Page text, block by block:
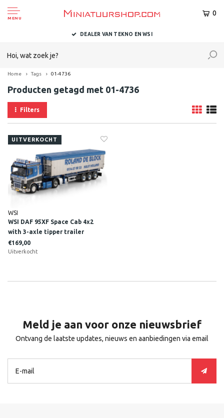
MENU
0
DEALER VAN TEKNO EN WSI
Home Tags 01-4736
Producten getagd met 01-4736
Filters
UITVERKOCHT
WSI
WSI DAF 95XF Space Cab 4x2
with 3-axle tipper trailer
ROLAND DE BLOCK
€169,00
Uitverkocht
Meld je aan voor onze nieuwsbrief
Ontvang de laatste updates, nieuws en aanbiedingen via email